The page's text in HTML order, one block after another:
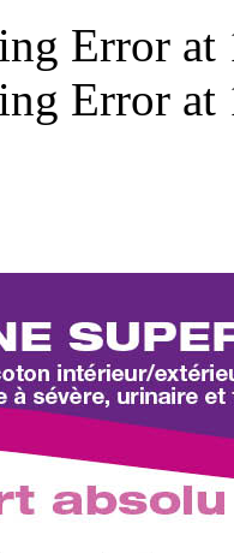
Error at
Error at